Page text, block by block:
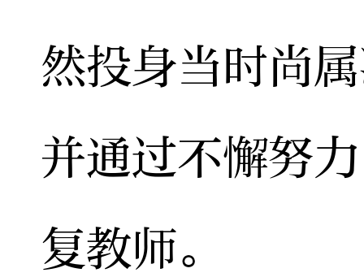
然投身当时尚
并通过不懈努
复教师。